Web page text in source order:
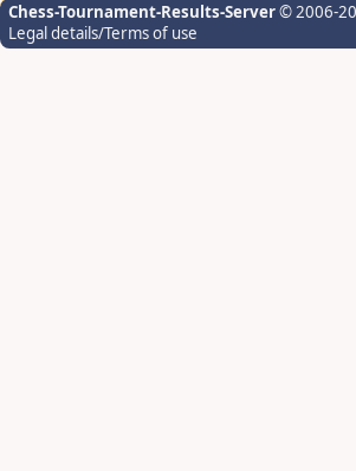
Chess-Tournament-Results-Server© 2006-
Legal details/Terms of use